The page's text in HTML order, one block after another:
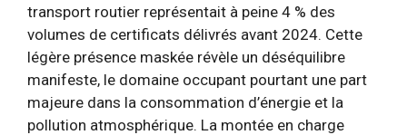
transport routier représentait à peine 4 % des
volumes de certificats délivrés avant 2024. Cette
légère présence maskée révèle un déséquilibre
manifeste, le domaine occupant pourtant une part
majeure dans la consommation d’énergie et la
pollution atmosphérique. La montée en charge